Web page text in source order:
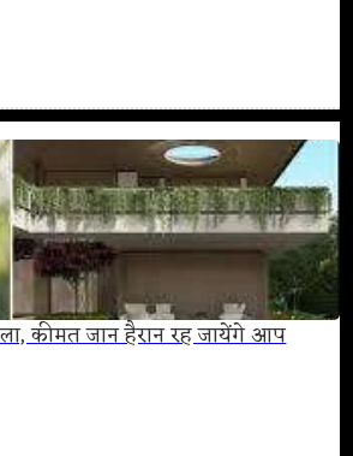
कीमत जान हैरान रह जायेंगे आप